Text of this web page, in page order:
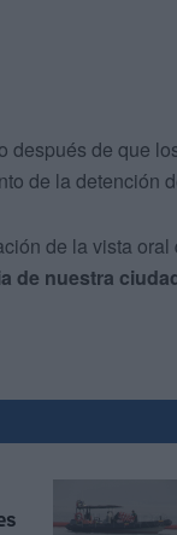
después de que
de la detención
de la vista
de nuestra